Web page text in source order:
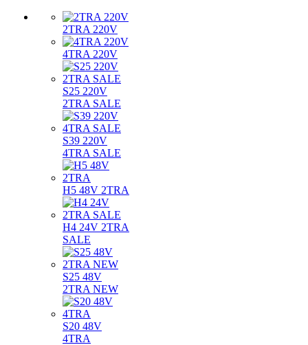
2TRA 220V
4TRA 220V
S25 220V
2TRA SALE
S39 220V
4TRA SALE
H5 48V 2TRA
H4 24V 2TRA
SALE
S25 48V
2TRA NEW
S20 48V
4TRA